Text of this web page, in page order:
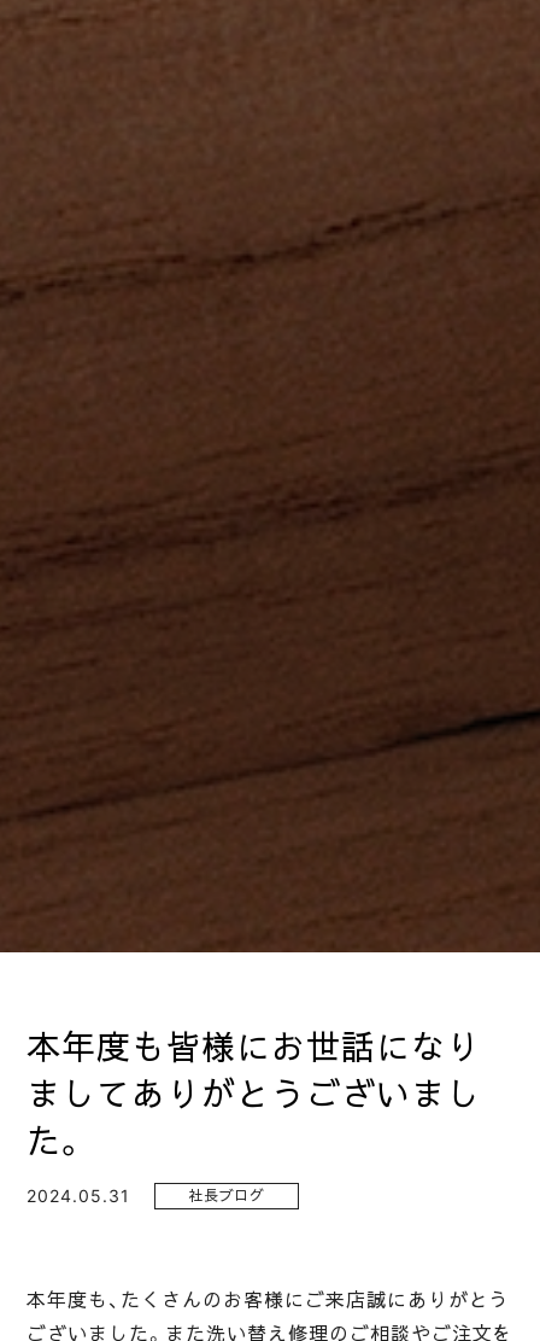
本年度も皆様にお世話になり
ましてありがとうございまし
た。
2024.05.31 社長ブログ
本年度も、たくさんのお客様にご来店誠にありがとう
ございました。また洗い替え修理のご相談やご注文を